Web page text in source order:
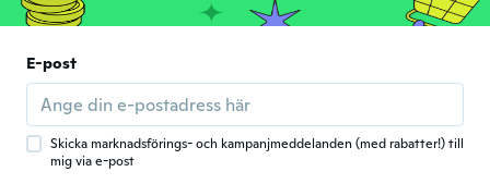
G Giorgos
Gick med 2016 · 2 recensioner
E-post
Skicka marknadsförings- och kampanjmeddelanden (med rabatter!) till
mig via e-post